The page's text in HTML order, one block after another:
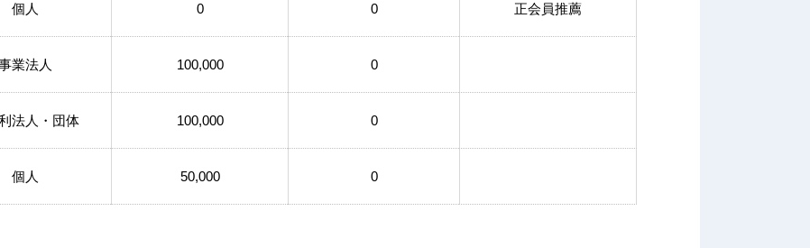
個人 0 0 正会員推薦
業法人 100,000 0
法人・団体 100,000 0
個人 50,000 0